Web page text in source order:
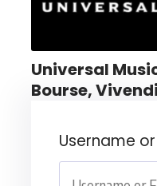
Universal
Bourse,
Username